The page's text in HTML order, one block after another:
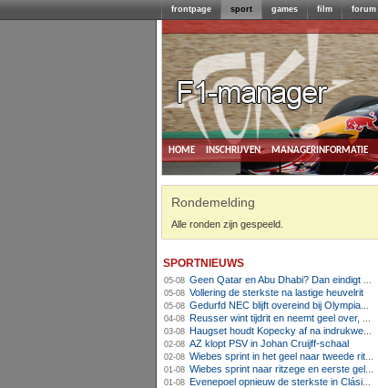
frontpage sport games film forum
home inschrijven managerinformatie
Rondemelding
Alle ronden zijn gespeeld.
sportnieuws
05-08 Geen Qatar en Abu Dhabi? Dan eindigt Formule 1-seizoen mogelijk in Europa
05-08 Vollering de sterkste na lastige heuvelrit
05-08 Gedurfd NEC blijft overeind bij Olympiakos
04-08 Reusser wint tijdrit en neemt geel over, Nooijen knap tweede
03-08 Haugset houdt Kopecky af na indrukwekkende solo van 86 kilometer
02-08 AZ klopt PSV in Johan Cruijff-schaal
02-08 Wiebes sprint in het geel naar tweede ritzege
01-08 Wiebes sprint naar ritzege en eerste gele trui in Tour Femmes
01-08 Evenepoel opnieuw de sterkste in Clásica San Sebastián